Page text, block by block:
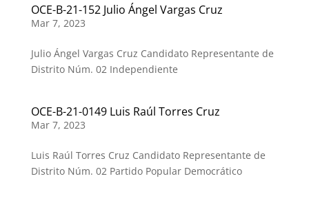
OCE-B-21-152 Julio Ángel Vargas Cruz
Mar 7, 2023
Julio Ángel Vargas Cruz Candidato Representante de
Distrito Núm. 02 Independiente
OCE-B-21-0149 Luis Raúl Torres Cruz
Mar 7, 2023
Luis Raúl Torres Cruz Candidato Representante de
Distrito Núm. 02 Partido Popular Democrático